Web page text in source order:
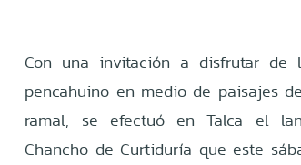
Con una invitación a disfrutar de
pencahuino en medio de paisajes
ramal, se efectuó en Talca el
Chancho de Curtiduría que este